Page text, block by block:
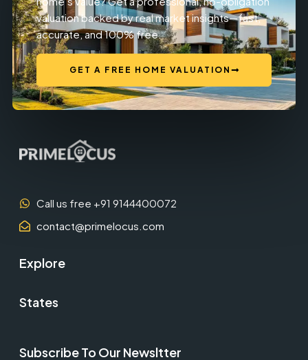
valuation backed by real market insights—fast,
accurate, and 100% free.
GET A FREE HOME VALUATION
Call us free +91 9144400072
contact@primelocus.com
Explore
States
Subscribe To Our Newsltter